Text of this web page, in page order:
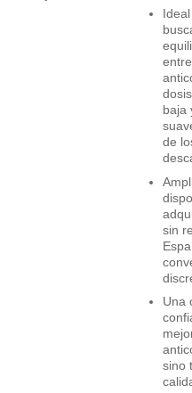
baja
de
sin
Una
sino